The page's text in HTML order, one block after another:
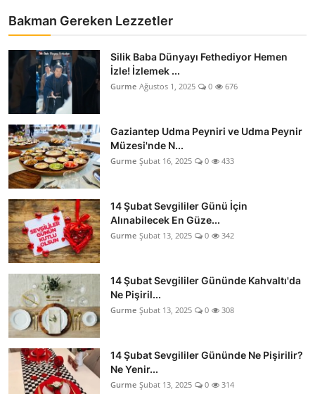
Popüler Kültür & Mutfak Tarihi
Mutfak Temizliği & Pratik Bilgiler
Anne & Bebek Beslenmesi
Mutfak Sırları & Teknikler
Gıda Sözlüğü & Nedir?
Yemek Tarifleri & Menüler
Bakman Gereken Lezzetler
Silik Baba Dünyayı Fethediyor Hemen
İzle! İzlemek ...
Gurme Ağustos 1, 2025 0 676
Gaziantep Udma Peyniri ve Udma Peynir
Müzesi'nde N...
Gurme Şubat 16, 2025 0 433
14 Şubat Sevgililer Günü İçin
Alınabilecek En Güze...
Gurme Şubat 13, 2025 0 342
14 Şubat Sevgililer Gününde Kahvaltı'da
Ne Pişiril...
Gurme Şubat 13, 2025 0 308
14 Şubat Sevgililer Gününde Ne Pişirilir?
Ne Yenir...
Gurme Şubat 13, 2025 0 314